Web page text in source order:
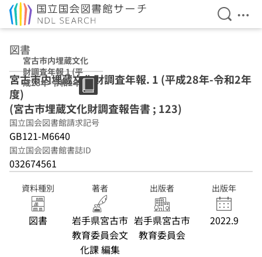
検索を
メ
図書
宮古市内埋蔵文化
財調査年報 1 (平
成28年-令和2年
度) (宮古市埋蔵文
化財調査報告書 ;
123)
宮古市内埋蔵文化財調査年報. 1 (平成28年-令和2年
度)
(宮古市埋蔵文化財調査報告書 ; 123)
国立国会図書館請求記号
GB121-M6640
国立国会図書館書誌ID
032674561
資料種別
図書
著者
岩手県宮古市
教育委員会文
化課 編集
出版者
岩手県宮古市
教育委員会
出版年
2022.9